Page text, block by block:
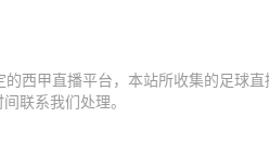
西甲直播平台，本站所收集的足球
联系我们处理。